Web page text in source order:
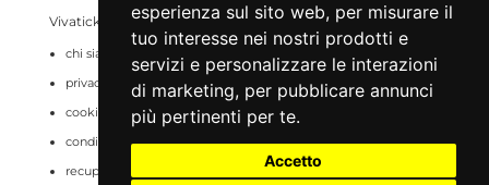
esperienza sul sito web, per misurare il
tuo interesse nei nostri prodotti e
servizi e personalizzare le interazioni
di marketing, per pubblicare annunci
più pertinenti per te.
Accetto
Vivaticket
chi siamo
privacy
cookie
condizioni generali
recupero prenotazioni
Aiuto e Assistenza
guida al servizio
domande frequenti
modalità di pagamento
assistenza
odr